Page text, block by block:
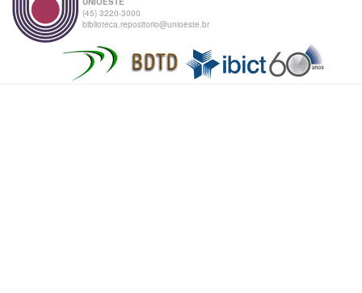
(45) 3220-3000
biblioteca.repositorio@unioeste.br